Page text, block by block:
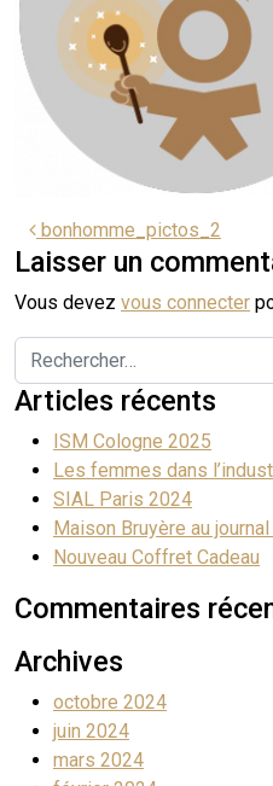
bonhomme_pictos_2
Laisser un
Vous devez vous connecter
Articles récents
ISM Cologne 2025
Les femmes dans
SIAL Paris 2024
Maison Bruyère au
Nouveau Coffret Cadeau
Commentaires
Archives
octobre 2024
juin 2024
mars 2024